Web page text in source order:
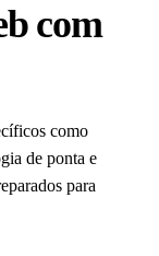
com
como
de ponta e
para